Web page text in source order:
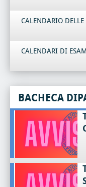
CALENDARIO
CALENDARI DI
BACHECA